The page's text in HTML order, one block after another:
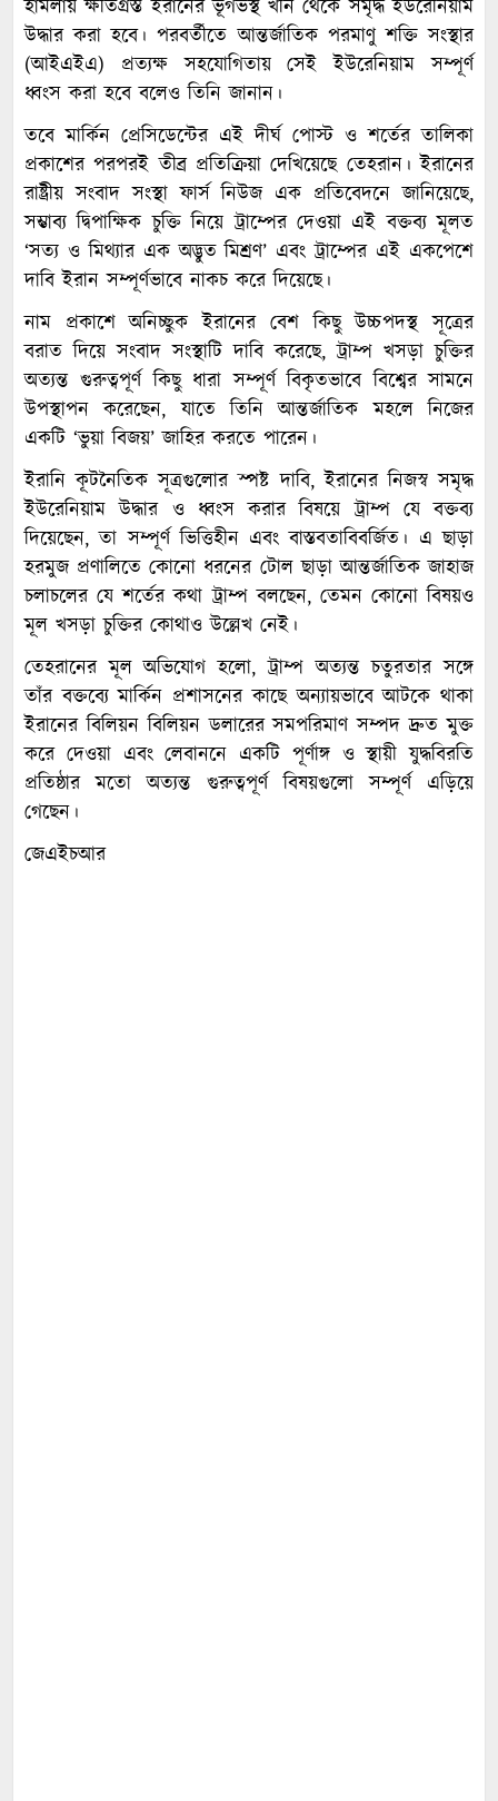
হামলায় ক্ষতিগ্রস্ত ইরানের ভূগর্ভস্থ খনি থেকে সমৃদ্ধ ইউরেনিয়াম
উদ্ধার করা হবে। পরবর্তীতে আন্তর্জাতিক পরমাণু শক্তি সংস্থার
(আইএইএ) প্রত্যক্ষ সহযোগিতায় সেই ইউরেনিয়াম সম্পূর্ণ
ধ্বংস করা হবে বলেও তিনি জানান।
তবে মার্কিন প্রেসিডেন্টের এই দীর্ঘ পোস্ট ও শর্তের তালিকা
প্রকাশের পরপরই তীব্র প্রতিক্রিয়া দেখিয়েছে তেহরান। ইরানের
রাষ্ট্রীয় সংবাদ সংস্থা ফার্স নিউজ এক প্রতিবেদনে জানিয়েছে,
সম্ভাব্য দ্বিপাক্ষিক চুক্তি নিয়ে ট্রাম্পের দেওয়া এই বক্তব্য মূলত
‘সত্য ও মিথ্যার এক অদ্ভুত মিশ্রণ’ এবং ট্রাম্পের এই একপেশে
দাবি ইরান সম্পূর্ণভাবে নাকচ করে দিয়েছে।
নাম প্রকাশে অনিচ্ছুক ইরানের বেশ কিছু উচ্চপদস্থ সূত্রের
বরাত দিয়ে সংবাদ সংস্থাটি দাবি করেছে, ট্রাম্প খসড়া চুক্তির
অত্যন্ত গুরুত্বপূর্ণ কিছু ধারা সম্পূর্ণ বিকৃতভাবে বিশ্বের সামনে
উপস্থাপন করেছেন, যাতে তিনি আন্তর্জাতিক মহলে নিজের
একটি ‘ভুয়া বিজয়’ জাহির করতে পারেন।
ইরানি কূটনৈতিক সূত্রগুলোর স্পষ্ট দাবি, ইরানের নিজস্ব সমৃদ্ধ
ইউরেনিয়াম উদ্ধার ও ধ্বংস করার বিষয়ে ট্রাম্প যে বক্তব্য
দিয়েছেন, তা সম্পূর্ণ ভিত্তিহীন এবং বাস্তবতাবিবর্জিত। এ ছাড়া
হরমুজ প্রণালিতে কোনো ধরনের টোল ছাড়া আন্তর্জাতিক জাহাজ
চলাচলের যে শর্তের কথা ট্রাম্প বলছেন, তেমন কোনো বিষয়ও
মূল খসড়া চুক্তির কোথাও উল্লেখ নেই।
তেহরানের মূল অভিযোগ হলো, ট্রাম্প অত্যন্ত চতুরতার সঙ্গে
তাঁর বক্তব্যে মার্কিন প্রশাসনের কাছে অন্যায়ভাবে আটকে থাকা
ইরানের বিলিয়ন বিলিয়ন ডলারের সমপরিমাণ সম্পদ দ্রুত মুক্ত
করে দেওয়া এবং লেবাননে একটি পূর্ণাঙ্গ ও স্থায়ী যুদ্ধবিরতি
প্রতিষ্ঠার মতো অত্যন্ত গুরুত্বপূর্ণ বিষয়গুলো সম্পূর্ণ এড়িয়ে
গেছেন।
জেএইচআর